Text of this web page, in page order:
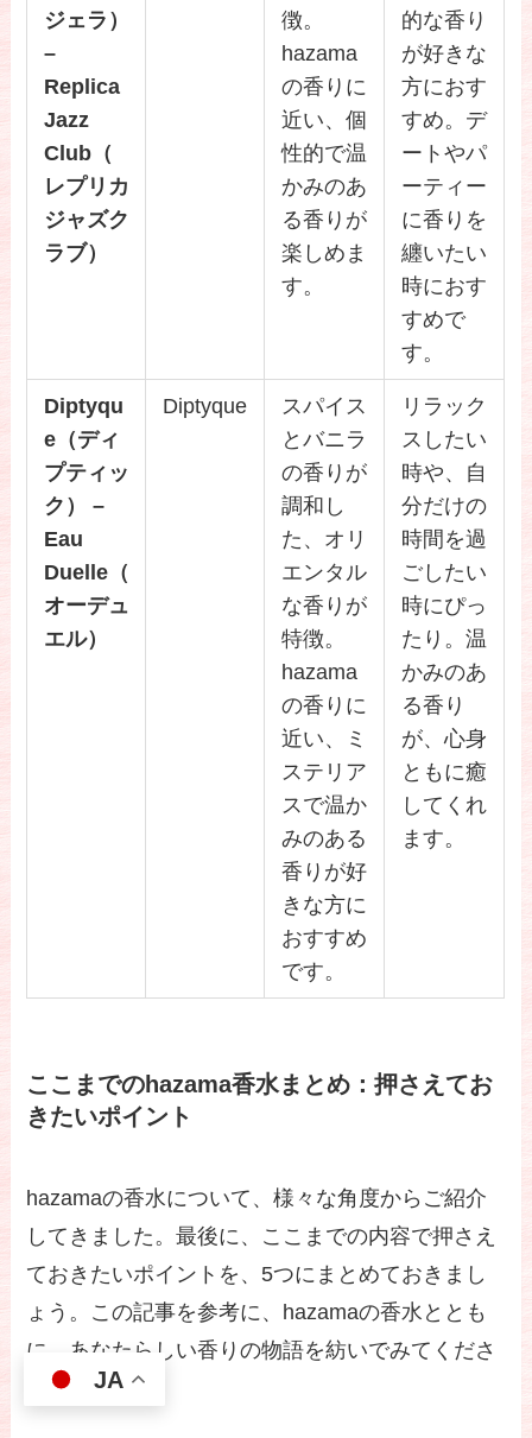
ジェラ）
–
Replica
Jazz
Club（
レプリカ
ジャズク
ラブ）
徴。
hazama
の香りに
近い、個
性的で温
かみのあ
る香りが
楽しめま
す。
的な香り
が好きな
方におす
すめ。デ
ートやパ
ーティー
に香りを
纏いたい
時におす
すめで
す。
Diptyqu
e（ディ
プティッ
ク） –
Eau
Duelle（
オーデュ
エル）
Diptyque
スパイス
とバニラ
の香りが
調和し
た、オリ
エンタル
な香りが
特徴。
hazama
の香りに
近い、ミ
ステリア
スで温か
みのある
香りが好
きな方に
おすすめ
です。
リラック
スしたい
時や、自
分だけの
時間を過
ごしたい
時にぴっ
たり。温
かみのあ
る香り
が、心身
ともに癒
してくれ
ます。
ここまでのhazama香水まとめ：押さえてお
きたいポイント
hazamaの香水について、様々な角度からご紹介
してきました。最後に、ここまでの内容で押さえ
ておきたいポイントを、5つにまとめておきまし
ょう。この記事を参考に、hazamaの香水ととも
に、あなたらしい香りの物語を紡いでみてくださ
い。
JA